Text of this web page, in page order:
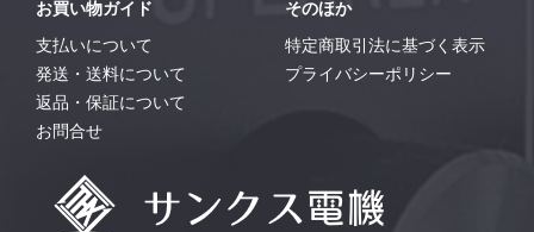
お買い物ガイド
支払いについて
発送・送料について
返品・保証について
お問合せ
そのほか
特定商取引法に基づく表示
プライバシーポリシー